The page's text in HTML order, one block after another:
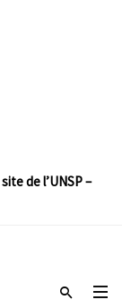
de l’UNSP –